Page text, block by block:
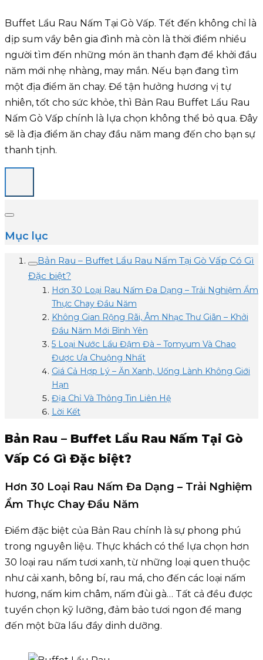
Buffet Lẩu Rau Nấm Tại Gò Vấp. Tết đến không chỉ là
dịp sum vầy bên gia đình mà còn là thời điểm nhiều
người tìm đến những món ăn thanh đạm để khởi đầu
năm mới nhẹ nhàng, may mắn. Nếu bạn đang tìm
một địa điểm ăn chay. Để tận hưởng hương vị tự
nhiên, tốt cho sức khỏe, thì Bản Rau Buffet Lẩu Rau
Nấm Gò Vấp chính là lựa chọn không thể bỏ qua. Đây
sẽ là địa điểm ăn chay đầu năm mang đến cho bạn sự
thanh tịnh.
Mục lục
Bản Rau – Buffet Lẩu Rau Nấm Tại Gò Vấp Có Gì
Đặc biệt?
Hơn 30 Loại Rau Nấm Đa Dạng – Trải Nghiệm Ẩm
Thực Chay Đầu Năm
Không Gian Rộng Rãi, Âm Nhạc Thư Giãn – Khởi
Đầu Năm Mới Bình Yên
5 Loại Nước Lẩu Đậm Đà – Tomyum Và Chao
Được Ưa Chuộng Nhất
Giá Cả Hợp Lý – Ăn Xanh, Uống Lành Không Giới
Hạn
Địa Chỉ Và Thông Tin Liên Hệ
Lời Kết
Bản Rau – Buffet Lẩu Rau Nấm Tại Gò
Vấp Có Gì Đặc biệt?
Hơn 30 Loại Rau Nấm Đa Dạng – Trải Nghiệm
Ẩm Thực Chay Đầu Năm
Điểm đặc biệt của Bản Rau chính là sự phong phú
trong nguyên liệu. Thực khách có thể lựa chọn hơn
30 loại rau nấm tươi xanh, từ những loại quen thuộc
như cải xanh, bông bí, rau má, cho đến các loại nấm
hương, nấm kim châm, nấm đùi gà… Tất cả đều được
tuyển chọn kỹ lưỡng, đảm bảo tươi ngon để mang
đến một bữa lẩu đầy dinh dưỡng.